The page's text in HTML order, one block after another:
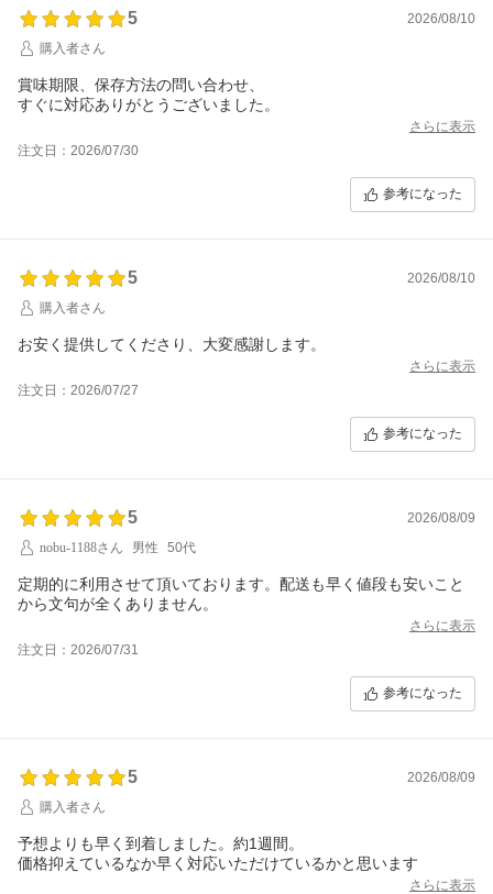
5
2026/08/10
購入者さん
賞味期限、保存方法の問い合わせ、
すぐに対応ありがとうございました。
さらに表示
注文日：2026/07/30
参考になった
5
2026/08/10
購入者さん
お安く提供してくださり、大変感謝します。
さらに表示
注文日：2026/07/27
参考になった
5
2026/08/09
nobu-1188さん
男性 50代
定期的に利用させて頂いております。配送も早く値段も安いこと
から文句が全くありません。
さらに表示
注文日：2026/07/31
参考になった
5
2026/08/09
購入者さん
予想よりも早く到着しました。約1週間。
価格抑えているなか早く対応いただけているかと思います
さらに表示